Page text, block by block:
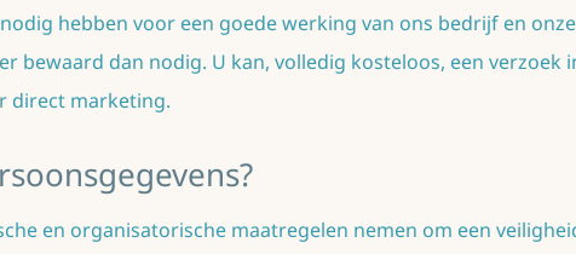
hebben voor een goede werking van ons bedrijf en
bewaard dan nodig. U kan, volledig kosteloos, een verzoek
direct marketing.
en organisatorische maatregelen nemen om een